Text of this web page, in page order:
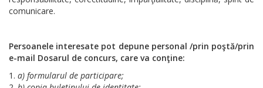
comunicare.
Persoanele interesate pot depune personal /prin poştă/prin
e-mail Dosarul de concurs, care va conţine:
a) formularul de participare;